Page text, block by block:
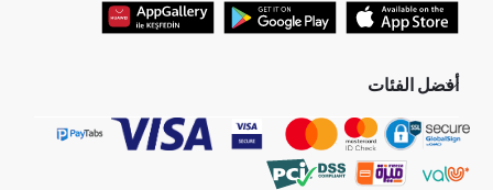
أفضل الفئات
جميع متاجرنا
هدايا عيد الحب
البلوفر النسائية
بلوفر رجالي
برفانات حريمى
جينز رجالي